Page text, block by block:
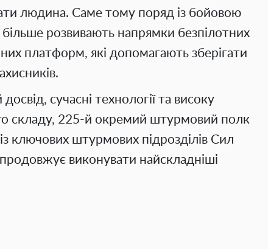
людина. Саме тому поряд із бойовою
розвивають напрямки безпілотних
платформ, які допомагають зберігати
сучасні технології та високу
складу, 225-й окремий штурмовий полк
ключових штурмових підрозділів Сил
виконувати найскладніші